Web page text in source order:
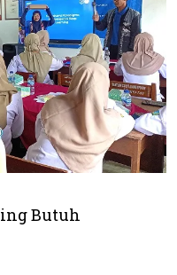
Butuh